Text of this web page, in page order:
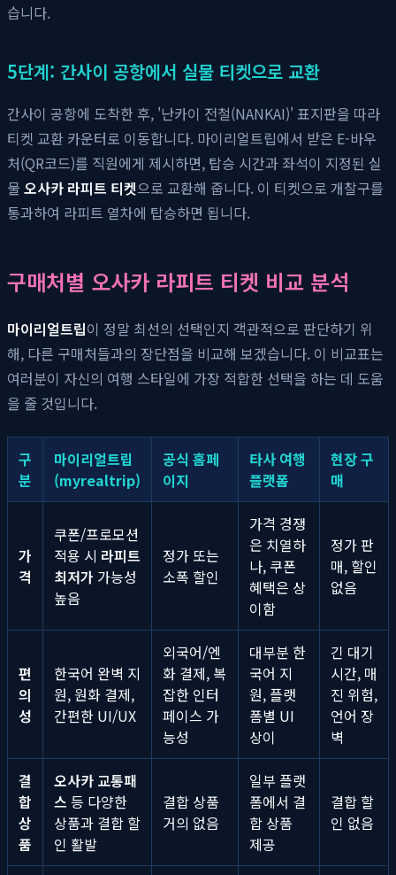
습니다.
5단계: 간사이 공항에서 실물 티켓으로 교환
간사이 공항에 도착한 후, '난카이 전철(NANKAI)' 표지판을 따라
티켓 교환 카운터로 이동합니다. 마이리얼트립에서 받은 E-바우
처(QR코드)를 직원에게 제시하면, 탑승 시간과 좌석이 지정된 실
물 오사카 라피트 티켓으로 교환해 줍니다. 이 티켓으로 개찰구를
통과하여 라피트 열차에 탑승하면 됩니다.
구매처별 오사카 라피트 티켓 비교 분석
마이리얼트립이 정말 최선의 선택인지 객관적으로 판단하기 위
해, 다른 구매처들과의 장단점을 비교해 보겠습니다. 이 비교표는
여러분이 자신의 여행 스타일에 가장 적합한 선택을 하는 데 도움
을 줄 것입니다.
구
분
마이리얼트립
(myrealtrip)
공식 홈페
이지
타사 여행
플랫폼
현장 구
매
가
격
쿠폰/프로모션
적용 시 라피트
최저가 가능성
높음
정가 또는
소폭 할인
가격 경쟁
은 치열하
나, 쿠폰
혜택은 상
이함
정가 판
매, 할인
없음
편
의
성
한국어 완벽 지
원, 원화 결제,
간편한 UI/UX
외국어/엔
화 결제, 복
잡한 인터
페이스 가
능성
대부분 한
국어 지
원, 플랫
폼별 UI
상이
긴 대기
시간, 매
진 위험,
언어 장
벽
결
합
상
품
오사카 교통패
스 등 다양한
상품과 결합 할
인 활발
결합 상품
거의 없음
일부 플랫
폼에서 결
합 상품
제공
결합 할
인 없음